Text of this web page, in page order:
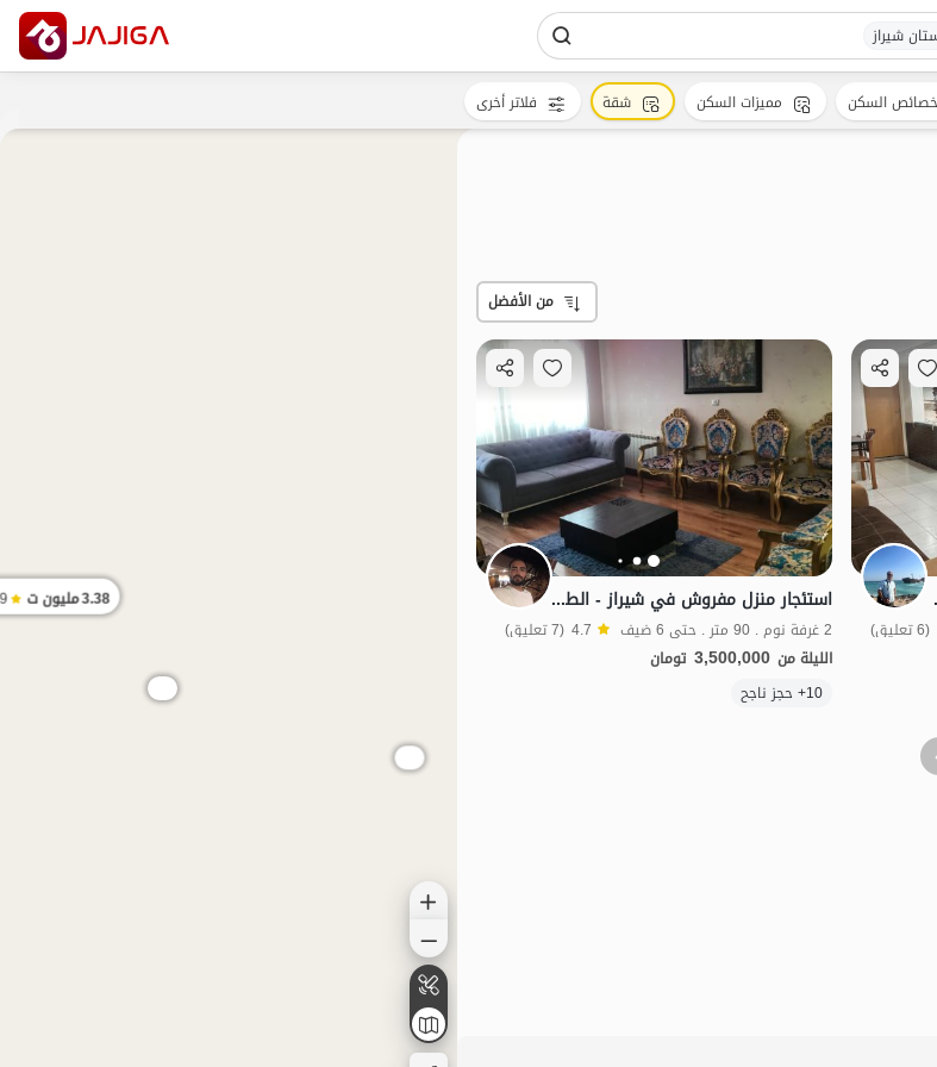
شیراز
3.38مليون ت
من الأفضل
(6 تعليق)
الموقع على الخريطة
استئجار منزل مفروش في شيراز - الطابق 3
2 غرفة نوم . 90 متر . حتى 6 ضيف 4.7 (7 تعليق)
الليلة من 3,500,000 تومان
10+ حجز ناجح
خصائص السكن مميزات السكن شقة فلاتر أخرى